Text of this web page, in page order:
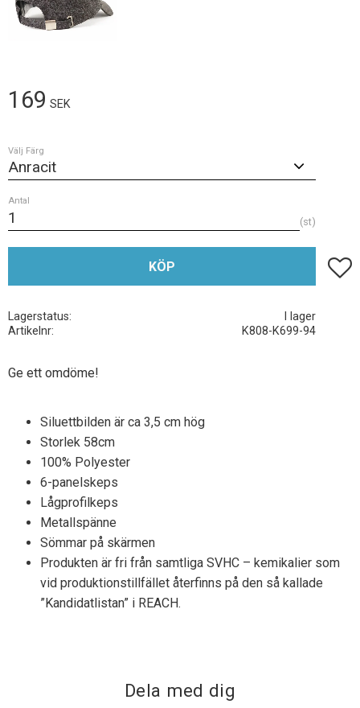
169 SEK
Välj Färg
Antal
st
KÖP Lägg
Lagerstatus
I lager
Artikelnr
K808-K699-94
Ge ett omdöme!
Siluettbilden är ca 3,5 cm hög
Storlek 58cm
100% Polyester
6-panelskeps
Lågprofilkeps
Metallspänne
Sömmar på skärmen
Produkten är fri från samtliga SVHC – kemikalier som
vid produktionstillfället återfinns på den så kallade
”Kandidatlistan” i REACH.
Dela med dig